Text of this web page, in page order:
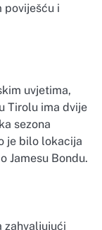
poviješću i
uvjetima,
Tirolu ima dvije
sezona
je bilo lokacija
Jamesu Bondu.
zahvaljujući